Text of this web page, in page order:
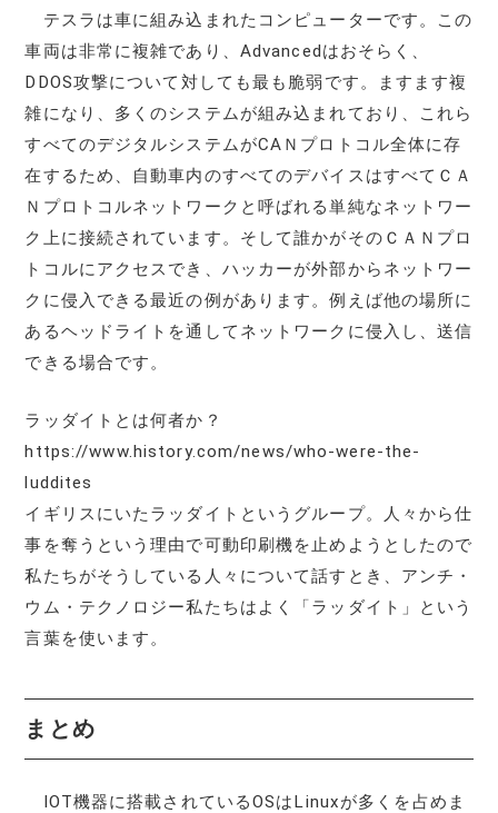
テスラは車に組み込まれたコンピューターです。この
車両は非常に複雑であり、Advancedはおそらく、
DDOS攻撃について対しても最も脆弱です。ますます複
雑になり、多くのシステムが組み込まれており、これら
すべてのデジタルシステムがCAＮプロトコル全体に存
在するため、自動車内のすべてのデバイスはすべてＣＡ
Ｎプロトコルネットワークと呼ばれる単純なネットワー
ク上に接続されています。そして誰かがそのＣＡＮプロ
トコルにアクセスでき、ハッカーが外部からネットワー
クに侵入できる最近の例があります。例えば他の場所に
あるヘッドライトを通してネットワークに侵入し、送信
できる場合です。
ラッダイトとは何者か？
https://www.history.com/news/who-were-the-
luddites
イギリスにいたラッダイトというグループ。人々から仕
事を奪うという理由で可動印刷機を止めようとしたので
私たちがそうしている人々について話すとき、アンチ・
ウム・テクノロジー私たちはよく「ラッダイト」という
言葉を使います。
まとめ
IOT機器に搭載されているOSはLinuxが多くを占めま